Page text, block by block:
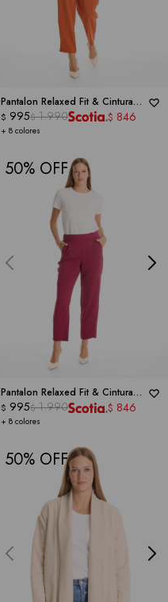
Pantalon Relaxed Fit & Cintura
Elástica Posterior -DICTIONARY
+ 8 colores
$ 995$ 1.990 $ 846
50
Pantalon Relaxed Fit & Cintura
Elástica Posterior -DICTIONARY
+ 8 colores
$ 995$ 1.990 $ 846
50